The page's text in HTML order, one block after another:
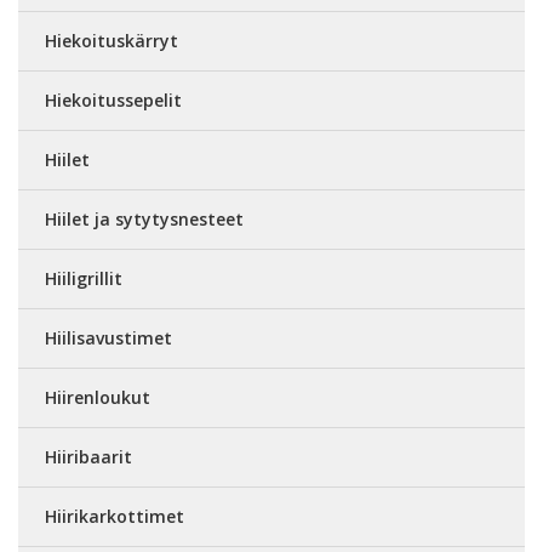
Hiekoituskärryt
Hiekoitussepelit
Hiilet
Hiilet ja sytytysnesteet
Hiiligrillit
Hiilisavustimet
Hiirenloukut
Hiiribaarit
Hiirikarkottimet